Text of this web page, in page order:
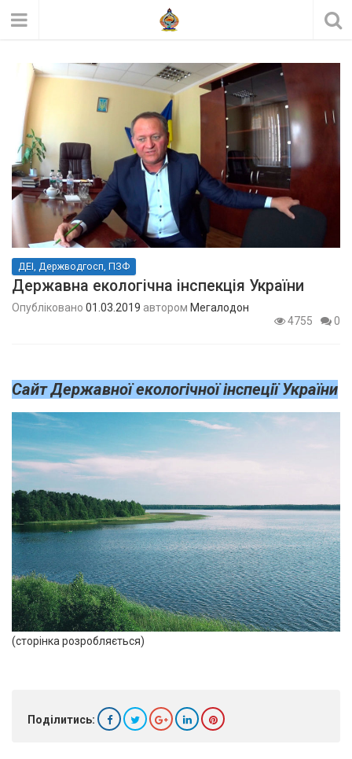
ДЕІ, Держводгосп, ПЗФ
Державна екологічна інспекція України
Опубліковано 01.03.2019 автором Мегалодон
4755
0
Сайт Державної екологічної інспеції України
(сторінка розробляється)
Поділитись: